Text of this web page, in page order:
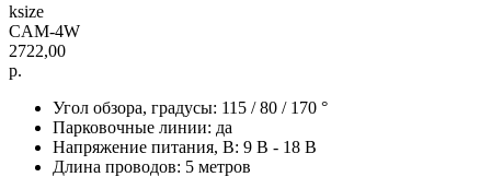
ksize
CAM-4W
2722,00
р.
Угол обзора, градусы: 115 / 80 / 170 °
Парковочные линии: да
Напряжение питания, B: 9 В - 18 В
Длина проводов: 5 метров